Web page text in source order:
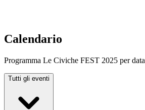
Calendario
Programma Le Civiche FEST 2025 per data
Tutti gli eventi